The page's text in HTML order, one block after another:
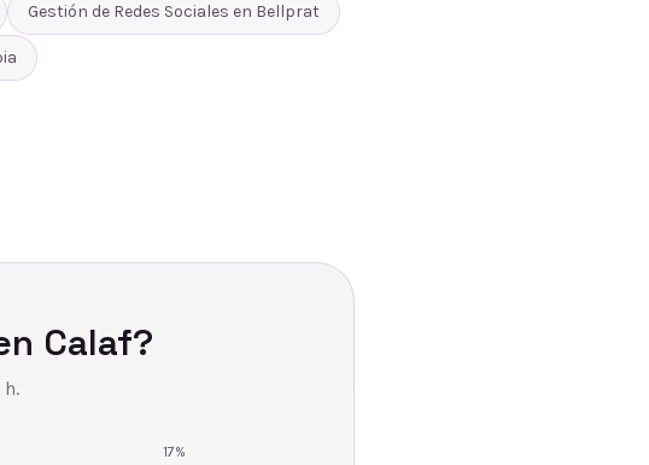
Gestión de Redes Sociales en Bellprat
Calaf?
17%